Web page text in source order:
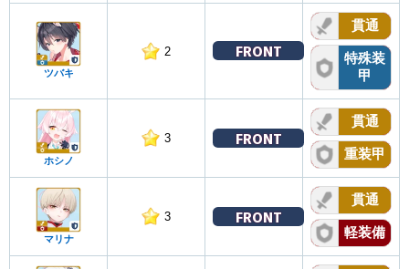
ツバキ
2 FRONT
貫通
特殊装
甲
ホシノ
3 FRONT
貫通
重装甲
マリナ
3 FRONT
貫通
軽装備